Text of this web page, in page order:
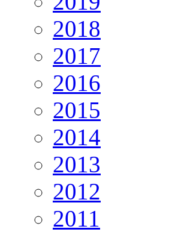
2018
2017
2016
2015
2014
2013
2012
2011